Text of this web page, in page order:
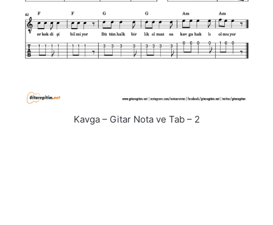
Kavga – Gitar Nota ve Tab – 2